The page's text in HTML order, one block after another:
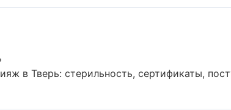
в Тверь: стерильность, сертификаты,